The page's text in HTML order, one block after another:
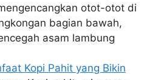
otot-otot di
bagian bawah,
asam lambung
Kopi Pahit yang Bikin